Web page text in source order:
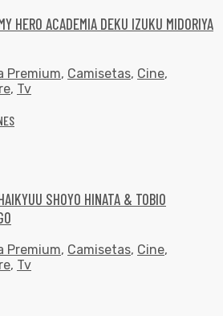
HERO ACADEMIA DEKU IZUKU MIDORIYA
Premium, Camisetas, Cine,
, Tv
SHOYO HINATA & TOBIO
Premium, Camisetas, Cine,
, Tv